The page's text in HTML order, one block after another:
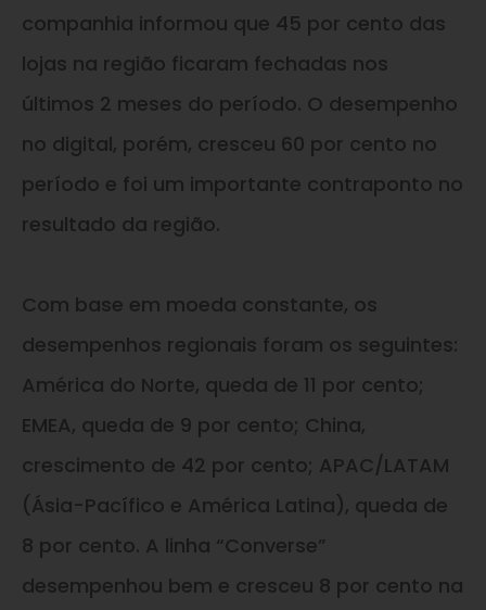
companhia informou que 45 por cento das
lojas na região ficaram fechadas nos
últimos 2 meses do período. O desempenho
no digital, porém, cresceu 60 por cento no
período e foi um importante contraponto no
resultado da região.
Com base em moeda constante, os
desempenhos regionais foram os seguintes:
América do Norte, queda de 11 por cento;
EMEA, queda de 9 por cento; China,
crescimento de 42 por cento; APAC/LATAM
(Ásia-Pacífico e América Latina), queda de
8 por cento. A linha “Converse”
desempenhou bem e cresceu 8 por cento na